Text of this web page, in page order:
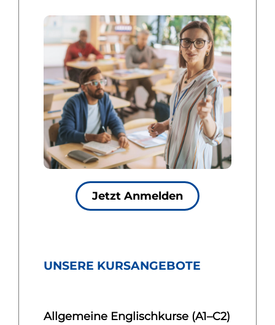
Jetzt Anmelden
UNSERE KURSANGEBOTE
Allgemeine Englischkurse (A1–C2)